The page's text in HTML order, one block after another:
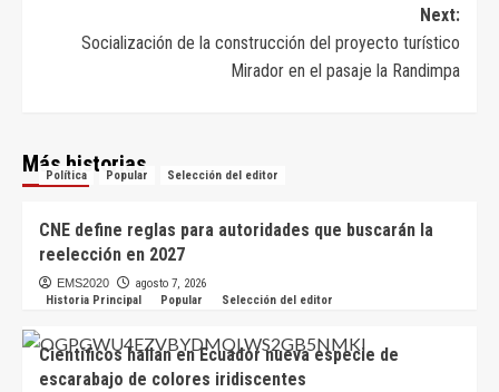
Next:
Socialización de la construcción del proyecto turístico
Mirador en el pasaje la Randimpa
Más historias
Política Popular Selección del editor
CNE define reglas para autoridades que buscarán la
reelección en 2027
EMS2020
agosto 7, 2026
Historia Principal
Popular Selección del editor
Científicos hallan en Ecuador nueva especie de
escarabajo de colores iridiscentes